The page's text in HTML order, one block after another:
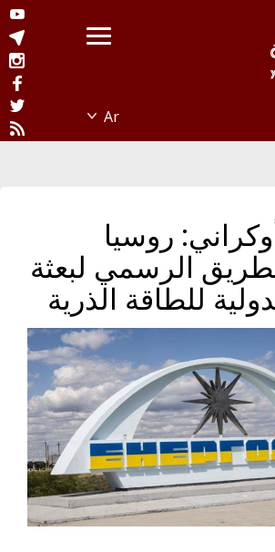
روسيا
الرسمي لبعثة
للطاقة الذرية